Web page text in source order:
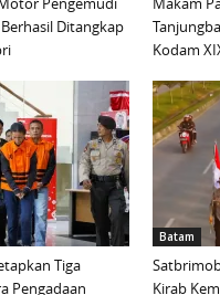
Ditangkap
Kodam
Tiga
Pengadaan
Batam
Kirab